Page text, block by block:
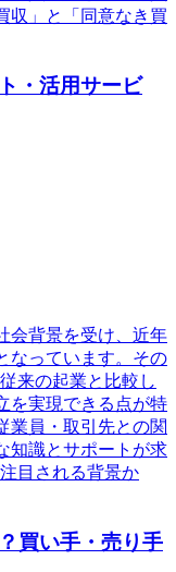
収」と「同意なき買
・活用サービ
会背景を受け、近年
なっています。その
来の起業と比較し
を実現できる点が特
業員・取引先との関
知識とサポートが求
目される背景か
買い手・売り手